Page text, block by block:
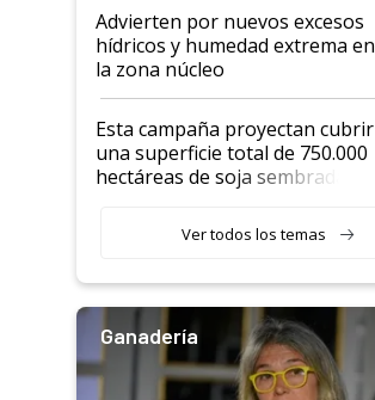
Advierten por nuevos excesos
hídricos y humedad extrema en
la zona núcleo
Esta campaña proyectan cubrir
una superficie total de 750.000
hectáreas de soja sembradas
variedades que marcan un
salto tecnológico en genética y
Ver todos los temas
Ganadería